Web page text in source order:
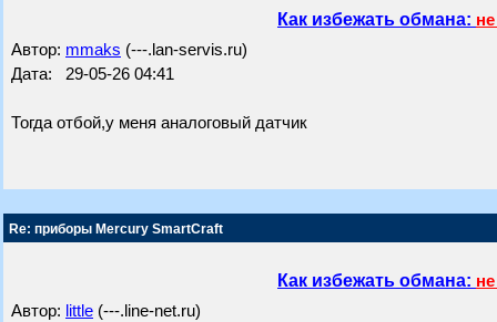
Как избежать обмана:
Автор: mmaks (---.lan-servis.ru)
Дата: 29-05-26 04:41
Тогда отбой,у меня аналоговый датчик
Re: приборы Mercury SmartCraft
Как избежать обмана:
Автор: little (---.line-net.ru)